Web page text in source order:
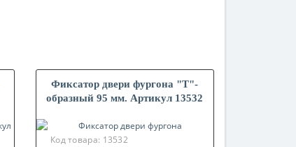
Фиксатор двери фургона "Т"-
образный 95 мм. Артикул 13532
Код товара: 13532